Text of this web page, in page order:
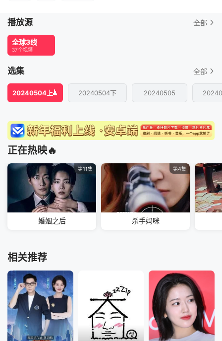
播放源 全部
全球3线
37个视频
选集 全部
20240504上 20240504下 20240505
正在热映🔥
第11集
婚姻之后
第4集
杀手妈咪
相关推荐